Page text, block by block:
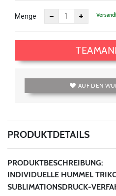
Menge
AUF DEN
PRODUKTDETAILS
PRODUKTBESCHREIBUNG:
INDIVIDUELLE HUMMEL
SUBLIMATIONSDRUCK-